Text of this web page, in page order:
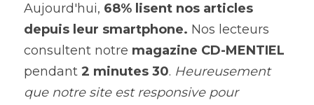
Aujourd'hui, 68% lisent nos articles
depuis leur smartphone. Nos lecteurs
consultent notre
pendant 2 minutes 30. Heureusement
que notre site est responsive pour